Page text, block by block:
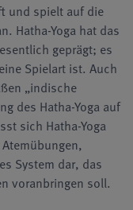
und spielt auf die
Hatha-Yoga hat das
geprägt; es
Spielart ist. Auch
„indische
des Hatha-Yoga auf
sich Hatha-Yoga
System dar, das
voranbringen soll.